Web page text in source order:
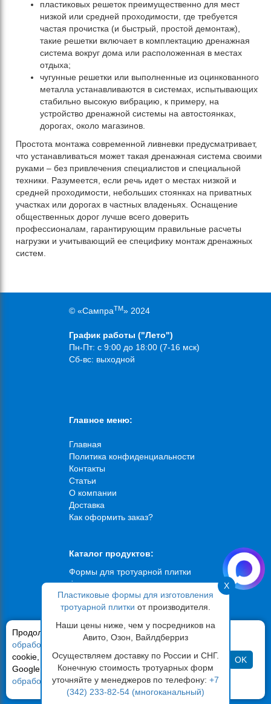
X
Пластиковые формы для изготовления
тротуарной плитки от производителя.
Наши цены ниже, чем у посредников на
Авито, Озон, Вайлдберриз
Осуществляем доставку по России и СНГ.
Конечную стоимость тротуарных форм
уточняйте у менеджеров по телефону: +7
(342) 233-82-54 (многоканальный)
пластиковых решеток преимущественно для мест
низкой или средней проходимости, где требуется
частая прочистка (и быстрый, простой демонтаж),
такие решетки включает в комплектацию дренажная
система вокруг дома или расположенная в местах
отдыха;
чугунные решетки или выполненные из оцинкованного
металла устанавливаются в системах, испытывающих
стабильно высокую вибрацию, к примеру, на
устройство дренажной системы на автостоянках,
дорогах, около магазинов.
Простота монтажа современной ливневки предусматривает,
что устанавливаться может такая дренажная система своими
руками – без привлечения специалистов и специальной
техники. Разумеется, если речь идет о местах низкой и
средней проходимости, небольших стоянках на приватных
участках или дорогах в частных владеньях. Оснащение
общественных дорог лучше всего доверить
профессионалам, гарантирующим правильные расчеты
нагрузки и учитывающий ее специфику монтаж дренажных
систем.
© «СампраTM» 2024
График работы ("Лето")
Пн-Пт: с 9:00 до 18:00 (7-16 мск)
Сб-вс: выходной
Главное меню:
Главная
Политика конфиденциальности
Контакты
Статьи
О компании
Доставка
Как оформить заказ?
Каталог продуктов:
Формы для тротуарной плитки
Формы для искусственного
камня
Формы для брусчатки
Формы для фасадной плитки
Вибростолы
Сампра: г. Пермь ул.Ласьвинская 110
Телефоны:
+7 (919) 477-47-77 , +7 (342) 233-82-54
250-21-08
Продолжая использовать сайт,вы соглашаетесь на
обработку ваших персональных данных и файлов
cookie, с помощью сервиса «Яндекс Метрика» и
Google Analytics в соответствии сПолитикой по
обработке персональных данных
OK